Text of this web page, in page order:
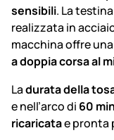
sensibili. La
realizzata in
macchina offre una
a doppia corsa al
Ladurata della
e nell’arco di 60
ricaricatae pronta